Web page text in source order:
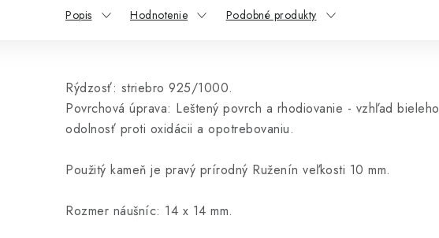
Popis Hodnotenie Podobné produkty
Rýdzosť: striebro 925/1000.
Povrchová úprava: Leštený povrch a rhodiovanie - vzhľad
odolnosť proti oxidácii a opotrebovaniu.
Použitý kameň je pravý prírodný Ruženín veľkosti 10 mm.
Rozmer náušníc: 14 x 14 mm.